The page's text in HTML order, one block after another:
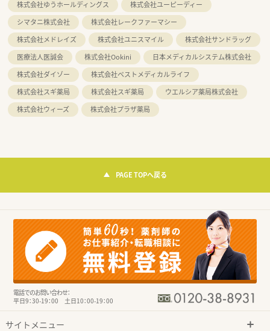
株式会社ゆうホールディングス
株式会社ユーピーディー
シマタニ株式会社
株式会社レークファーマシー
株式会社メドレイズ
株式会社ユニスマイル
株式会社サンドラッグ
医療法人医誠会
株式会社Ookini
日本メディカルシステム株式会社
株式会社ダイゾー
株式会社ベストメディカルライフ
株式会社スギ薬局
株式会社スギ薬局
ウエルシア薬局株式会社
株式会社ウィーズ
株式会社プラザ薬局
PAGE TOPへ戻る
電話でのお問い合わせ：
平日9：30-19：00 土日10：00-19：00
サイトメニュー